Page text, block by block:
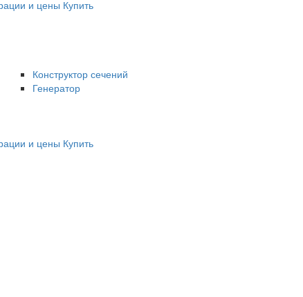
и цены Купить
Конструктор сечений
Генератор
и цены Купить